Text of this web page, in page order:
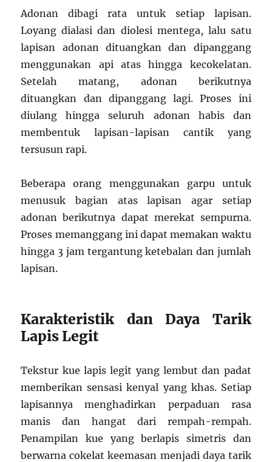
Adonan dibagi rata untuk setiap lapisan.
Loyang dialasi dan diolesi mentega, lalu satu
lapisan adonan dituangkan dan dipanggang
menggunakan api atas hingga kecokelatan.
Setelah matang, adonan berikutnya
dituangkan dan dipanggang lagi. Proses ini
diulang hingga seluruh adonan habis dan
membentuk lapisan-lapisan cantik yang
tersusun rapi.
Beberapa orang menggunakan garpu untuk
menusuk bagian atas lapisan agar setiap
adonan berikutnya dapat merekat sempurna.
Proses memanggang ini dapat memakan waktu
hingga 3 jam tergantung ketebalan dan jumlah
lapisan.
Karakteristik dan Daya Tarik
Lapis Legit
Tekstur kue lapis legit yang lembut dan padat
memberikan sensasi kenyal yang khas. Setiap
lapisannya menghadirkan perpaduan rasa
manis dan hangat dari rempah-rempah.
Penampilan kue yang berlapis simetris dan
berwarna cokelat keemasan menjadi daya tarik